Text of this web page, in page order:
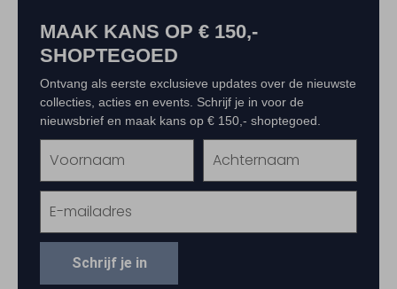
MAAK KANS OP € 150,-
SHOPTEGOED
Ontvang als eerste exclusieve updates over de nieuwste
collecties, acties en events. Schrijf je in voor de
nieuwsbrief en maak kans op € 150,- shoptegoed.
Schrijf je in